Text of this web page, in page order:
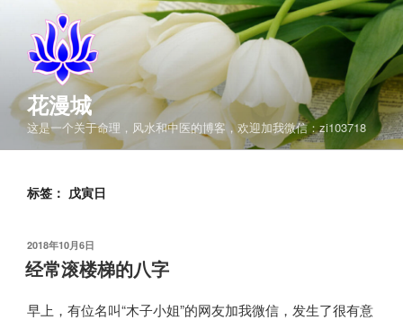
花漫城
这是一个关于命理，风水和中医的博客，欢迎加我微信：zi103718
标签： 戊寅日
发
布
于
2018年10月6日
经常滚楼梯的八字
早上，有位名叫“木子小姐”的网友加我微信，发生了很有意